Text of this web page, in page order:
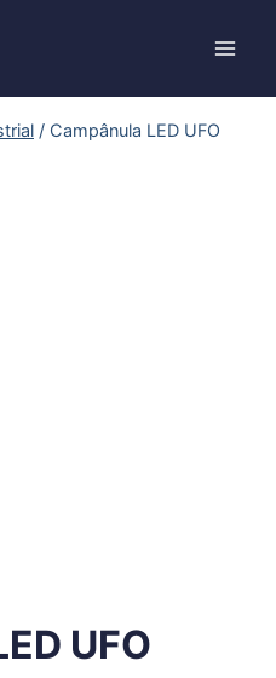
/ Campânula LED UFO
UFO